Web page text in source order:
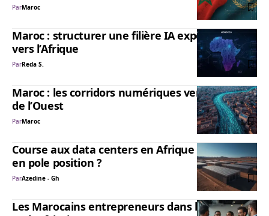
ParMaroc
Maroc : structurer une filière IA exportatrice
vers l’Afrique
ParReda S.
Maroc : les corridors numériques vers l’Afrique
de l’Ouest
ParMaroc
Course aux data centers en Afrique : le Maroc
en pole position ?
ParAzedine - Gh
Les Marocains entrepreneurs dans la deep